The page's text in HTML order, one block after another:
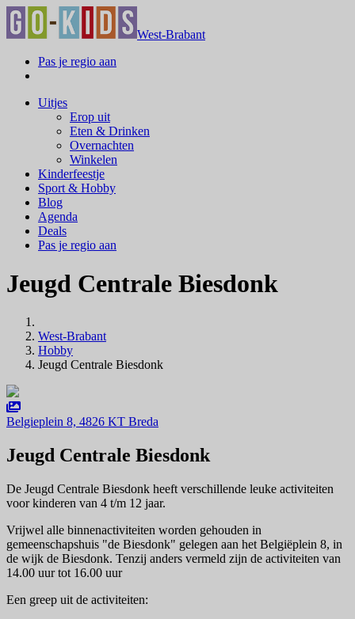
West-Brabant
Pas je regio aan
Uitjes
Erop uit
Eten & Drinken
Overnachten
Winkelen
Kinderfeestje
Sport & Hobby
Blog
Agenda
Deals
Pas je regio aan
Jeugd Centrale Biesdonk
West-Brabant
Hobby
Jeugd Centrale Biesdonk
Belgieplein 8, 4826 KT Breda
Jeugd Centrale Biesdonk
De Jeugd Centrale Biesdonk heeft verschillende leuke activiteiten
voor kinderen van 4 t/m 12 jaar.
Vrijwel alle binnenactiviteiten worden gehouden in
gemeenschapshuis "de Biesdonk" gelegen aan het Belgiëplein 8, in
de wijk de Biesdonk. Tenzij anders vermeld zijn de activiteiten van
14.00 uur tot 16.00 uur
Een greep uit de activiteiten: